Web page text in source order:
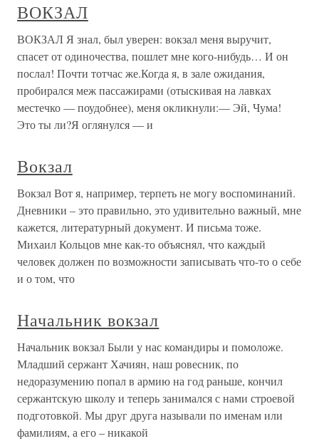
ВОКЗАЛ
ВОКЗАЛ Я знал, был уверен: вокзал меня выручит,
спасет от одиночества, пошлет мне кого-нибудь… И он
послал! Почти тотчас же.Когда я, в зале ожидания,
пробирался меж пассажирами (отыскивая на лавках
местечко — поудобнее), меня окликнули:— Эй, Чума!
Это ты ли?Я оглянулся — и
Вокзал
Вокзал Вот я, например, терпеть не могу воспоминаний.
Дневники – это правильно, это удивительно важный, мне
кажется, литературный документ. И письма тоже.
Михаил Кольцов мне как-то объяснял, что каждый
человек должен по возможности записывать что-то о себе
и о том, что
Начальник вокзал
Начальник вокзал Были у нас командиры и помоложе.
Младший сержант Хачиян, наш ровесник, по
недоразумению попал в армию на год раньше, кончил
сержантскую школу и теперь занимался с нами строевой
подготовкой. Мы друг друга называли по именам или
фамилиям, а его – никакой